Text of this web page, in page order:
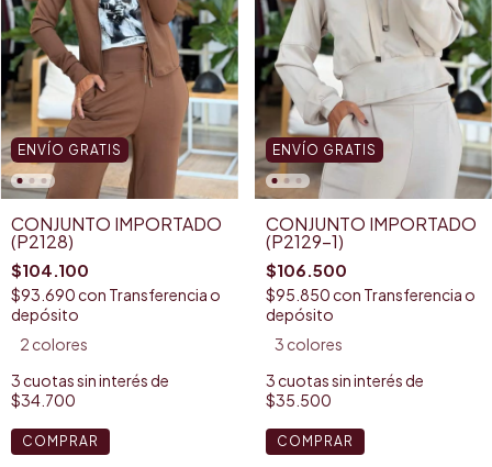
ENVÍO GRATIS
CONJUNTO IMPORTADO
(P2128)
$104.100
$93.690con Transferencia o
depósito
2 colores
3cuotas sin interés de
$34.700
COMPRAR
ENVÍO GRATIS
CONJUNTO IMPORTADO
(P2129-1)
$106.500
$95.850con Transferencia o
depósito
3 colores
3cuotas sin interés de
$35.500
COMPRAR